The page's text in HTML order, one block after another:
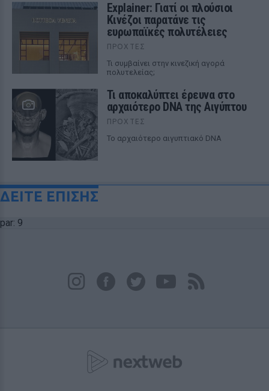
Explainer: Γιατί οι πλούσιοι
Κινέζοι παρατάνε τις
ευρωπαϊκές πολυτέλειες
ΠΡΟΧΤΈΣ
Τι συμβαίνει στην κινεζική αγορά
πολυτελείας;
Τι αποκαλύπτει έρευνα στο
αρχαιότερο DNA της Αιγύπτου
ΠΡΟΧΤΈΣ
Το αρχαιότερο αιγυπτιακό DNA
ΔΕΙΤΕ ΕΠΙΣΗΣ
par: 9